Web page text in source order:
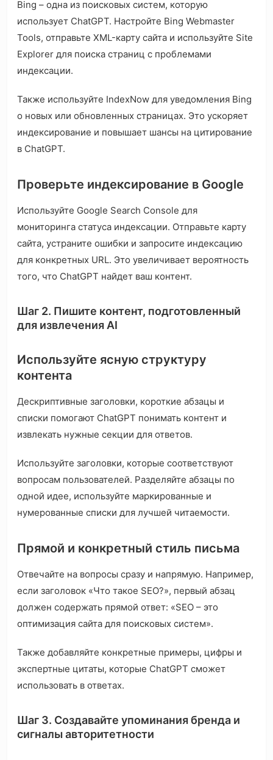
Bing – одна из поисковых систем, которую
использует ChatGPT. Настройте Bing Webmaster
Tools, отправьте XML-карту сайта и используйте Site
Explorer для поиска страниц с проблемами
индексации.
Также используйте IndexNow для уведомления Bing
о новых или обновленных страницах. Это ускоряет
индексирование и повышает шансы на цитирование
в ChatGPT.
Проверьте индексирование в Google
Используйте Google Search Console для
мониторинга статуса индексации. Отправьте карту
сайта, устраните ошибки и запросите индексацию
для конкретных URL. Это увеличивает вероятность
того, что ChatGPT найдет ваш контент.
Шаг 2. Пишите контент, подготовленный
для извлечения AI
Используйте ясную структуру
контента
Дескриптивные заголовки, короткие абзацы и
списки помогают ChatGPT понимать контент и
извлекать нужные секции для ответов.
Используйте заголовки, которые соответствуют
вопросам пользователей. Разделяйте абзацы по
одной идее, используйте маркированные и
нумерованные списки для лучшей читаемости.
Прямой и конкретный стиль письма
Отвечайте на вопросы сразу и напрямую. Например,
если заголовок «Что такое SEO?», первый абзац
должен содержать прямой ответ: «SEO – это
оптимизация сайта для поисковых систем».
Также добавляйте конкретные примеры, цифры и
экспертные цитаты, которые ChatGPT сможет
использовать в ответах.
Шаг 3. Создавайте упоминания бренда и
сигналы авторитетности